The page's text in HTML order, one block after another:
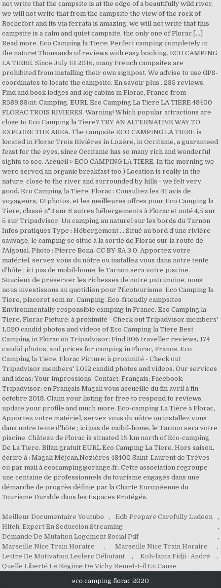
Meilleur Documentaire Youtube , Edb Prepare Carefully Ludeon
,
Hitch, Expert En Seduccion Streaming
,
Demande De Mutation Logement Social Pdf
,
Marseille Nice Train Horaire
, Marseille Nice Train Horaire
,
Lettre De Motivation Leclerc Débutant
, Koh-lanta Fidji : André
,
Quelle Liberté Le Régime De Vichy Remet-t-il En Cause
,
eco camping florac 2020